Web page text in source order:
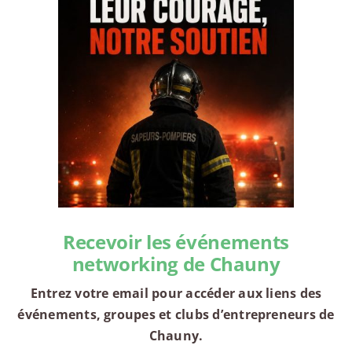
Recevoir les événements
networking de Chauny
Entrez votre email pour accéder aux liens des
événements, groupes et clubs d’entrepreneurs de
Chauny.